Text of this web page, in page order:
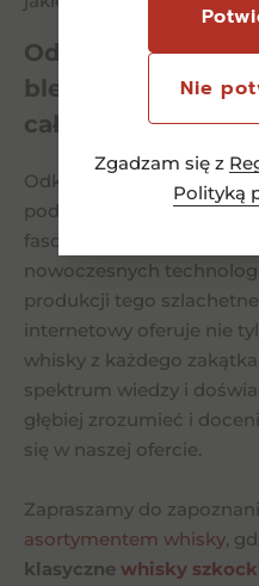
Nie
Zgadzam się z
Polityką
Odkryj z nami
blended malt
całego świata!
Odkrywanie świata
podróż przez
fascynująca eksploracja
nowoczesnych
produkcji tego
internetowy oferuje nie
whisky z każdego
spektrum wiedzy i
głębiej zrozumieć i
się w naszej ofercie.
Zapraszamy do
asortymentem whisky,
klasyczne whisky